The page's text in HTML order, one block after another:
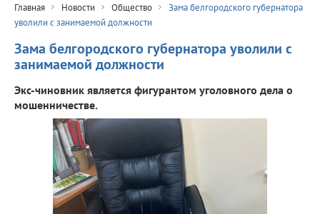
Главная Новости Общество
Зама белгородского губернатора
уволили с занимаемой должности
Зама белгородского губернатора уволили с
занимаемой должности
Экс-чиновник является фигурантом уголовного дела о
мошенничестве.